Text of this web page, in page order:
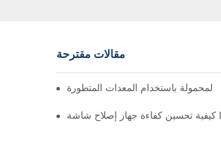
مقالات مقترحة
باستخدام المعدات المتطورة